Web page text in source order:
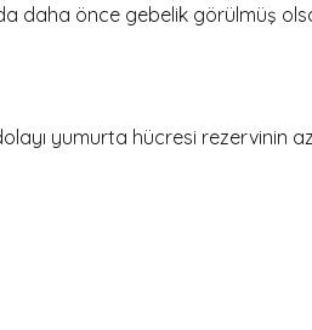
daha önce gebelik görülmüş
yumurta hücresi rezervinin